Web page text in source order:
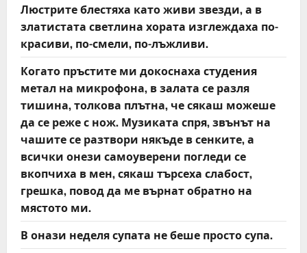
Люстрите блестяха като живи звезди, а в
златистата светлина хората изглеждаха по-
красиви, по-смели, по-лъжливи.
Когато пръстите ми докоснаха студения
метал на микрофона, в залата се разля
тишина, толкова плътна, че сякаш можеше
да се реже с нож. Музиката спря, звънът на
чашите се разтвори някъде в сенките, а
всички онези самоуверени погледи се
вкопчиха в мен, сякаш търсеха слабост,
грешка, повод да ме върнат обратно на
мястото ми.
В онази неделя супата не беше просто супа.